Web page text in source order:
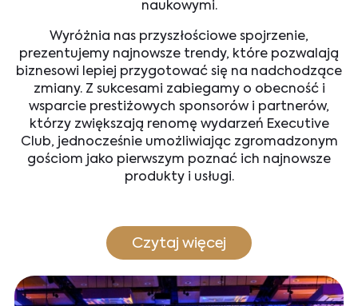
naukowymi.
Wyróżnia nas przyszłościowe spojrzenie,
prezentujemy najnowsze trendy, które pozwalają
biznesowi lepiej przygotować się na nadchodzące
zmiany. Z sukcesami zabiegamy o obecność i
wsparcie prestiżowych sponsorów i partnerów,
którzy zwiększają renomę wydarzeń Executive
Club, jednocześnie umożliwiając zgromadzonym
gościom jako pierwszym poznać ich najnowsze
produkty i usługi.
Czytaj więcej